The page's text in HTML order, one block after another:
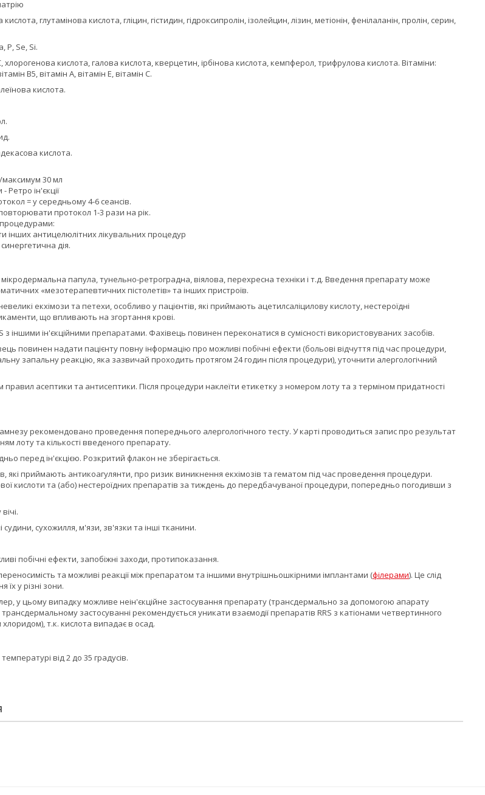
глутамінова кислота, гліцин, гістидин, гідроксипролін, ізолейцин, лізин, метіонін, фенілаланін, пролін, серин,
P, Se, Si.
хлорогенова кислота, галова кислота, кверцетин, ірбінова кислота, кемпферол, трифрулова кислота. Вітаміни:
B5, вітамін A, вітамін E, вітамін C.
кислота.
кислота.
максимум 30 мл
Ретро ін'єкції
= у середньому 4-6 сеансів.
протокол 1-3 рази на рік.
інших антицелюлітних лікувальних процедур
синергетична дія.
папула, тунельно-ретроградна, віялова, перехресна техніки і т.д. Введення препарату може
«мезотерапевтичних пістолетів» та інших пристроїв.
екхімози та петехи, особливо у пацієнтів, які приймають ацетилсаліцилову кислоту, нестероїдні
що впливають на згортання крові.
з іншими ін'єкційними препаратами. Фахівець повинен переконатися в сумісності використовуваних засобів.
повинен надати пацієнту повну інформацію про можливі побічні ефекти (больові відчуття під час процедури,
запальну реакцію, яка зазвичай проходить протягом 24 годин після процедури), уточнити алергологічний
правил асептики та антисептики. Після процедури наклеїти етикетку з номером лоту та з терміном придатності
рекомендовано проведення попереднього алергологічного тесту. У карті проводиться запис про результат
лоту та кількості введеного препарату.
перед ін'єкцією. Розкритий флакон не зберігається.
які приймають антикоагулянти, про ризик виникнення екхімозів та гематом під час проведення процедури.
кислоти та (або) нестероїдних препаратів за тиждень до передбачуваної процедури, попередньо погодивши з
сухожилля, м'язи, зв'язки та інші тканини.
побічні ефекти, запобіжні заходи, протипоказання.
та можливі реакції між препаратом та іншими внутрішньошкірними імплантами (філерами). Це слід
їх у різні зони.
у цьому випадку можливе неін'єкційне застосування препарату (трансдермально за допомогою апарату
застосуванні рекомендується уникати взаємодії препаратів RRS з катіонами четвертинного
т.к. кислота випадає в осад.
від 2 до 35 градусів.